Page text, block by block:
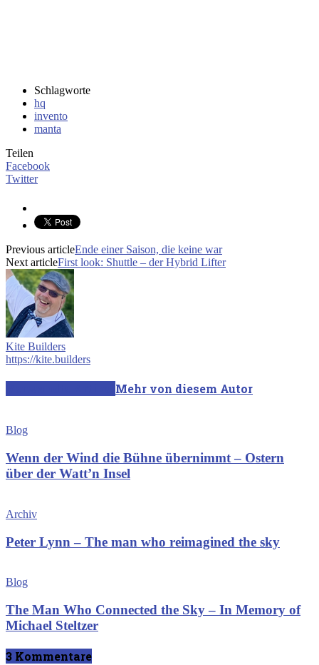
Schlagworte
hq
invento
manta
Teilen
Facebook
Twitter
Previous articleEnde einer Saison, die keine war
Next articleFirst look: Shuttle – der Hybrid Lifter
Kite Builders
https://kite.builders
Mehr von diesem Autor
Blog
Wenn der Wind die Bühne übernimmt – Ostern
über der Watt’n Insel
Archiv
Peter Lynn – The man who reimagined the sky
Blog
The Man Who Connected the Sky – In Memory of
Michael Steltzer
3 Kommentare